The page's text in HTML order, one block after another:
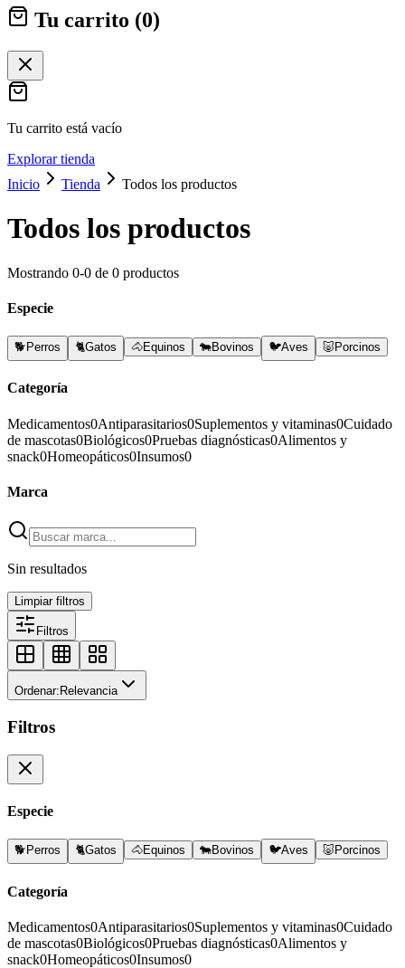
Tu carrito (0)
Tu carrito está vacío
Explorar tienda
Inicio
Tienda Todos los productos
Todos los productos
Mostrando 0-0 de 0 productos
Especie
🐕 Perros 🐈Gatos 🐴Equinos 🐄Bovinos 🐦Aves 🐷 Porcinos
Categoría
Medicamentos0Antiparasitarios0Suplementos y vitaminas0Cuidado
de mascotas0Biológicos0Pruebas diagnósticas0Alimentos y
snack0Homeopáticos0Insumos0
Marca
Sin resultados
Limpiar filtros
Filtros
Ordenar: Relevancia
Filtros
Especie
🐕 Perros 🐈Gatos 🐴Equinos 🐄Bovinos 🐦Aves 🐷 Porcinos
Categoría
Medicamentos0Antiparasitarios0Suplementos y vitaminas0Cuidado
de mascotas0Biológicos0Pruebas diagnósticas0Alimentos y
snack0Homeopáticos0Insumos0